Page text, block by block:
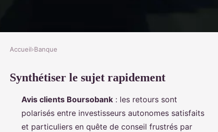
BoursoBank : ce que les avis en
ligne ne disent pas toujours
Corneille•17/05/2026 12:42•9 min de lecture
Accueil›Banque
Synthétiser le sujet rapidement
Avis clients Boursobank : les retours sont
polarisés entre investisseurs autonomes satisfaits
et particuliers en quête de conseil frustrés par